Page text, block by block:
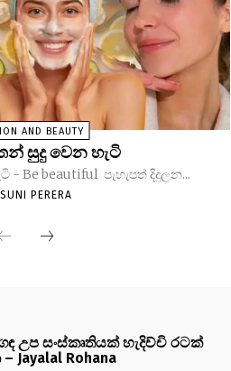
AND BEAUTY
සුදු වෙන හැටි
- Be beautiful පැහැපත් දිදුලන...
PERERA
උප සංස්කෘතියක් හැදිච්චි රටක්
Jayalal Rohana